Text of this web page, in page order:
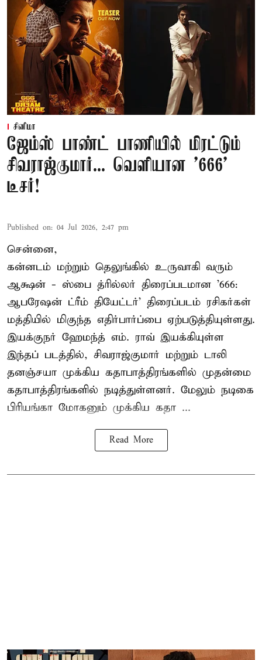
சினிமா
ஜேம்ஸ் பாண்ட் பாணியில் மிரட்டும்
சிவராஜ்குமார்... வெளியான '666'
டீசர்!
Published on: 04 Jul 2026, 2:47 pm
சென்னை,
கன்னடம் மற்றும் தெலுங்கில் உருவாகி வரும்
ஆக்ஷன் - ஸ்பை த்ரில்லர் திரைப்படமான '666:
ஆபரேஷன் ட்ரீம் தியேட்டர்' திரைப்படம் ரசிகர்கள்
மத்தியில் மிகுந்த எதிர்பார்ப்பை ஏற்படுத்தியுள்ளது.
இயக்குநர் ஹேமந்த் எம். ராவ் இயக்கியுள்ள
இந்தப் படத்தில், சிவராஜ்குமார் மற்றும் டாலி
தனஞ்சயா முக்கிய கதாபாத்திரங்களில் முதன்மை
கதாபாத்திரங்களில் நடித்துள்ளனர். மேலும் நடிகை
பிரியங்கா மோகனும் முக்கிய கதா ...
Read More